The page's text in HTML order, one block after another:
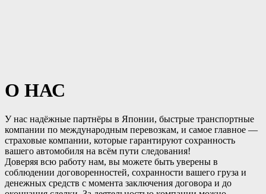
О НАС
У нас надёжные партнёры в Японии, быстрые транспортные
компании по международным перевозкам, и самое главное —
страховые компании, которые гарантируют сохранность
вашего автомобиля на всём пути следования!
Доверяя всю работу нам, вы можете быть уверены в
соблюдении договоренностей, сохранности вашего груза и
денежных средств с момента заключения договора и до